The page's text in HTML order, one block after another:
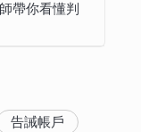
帶你看懂判
告誡帳戶